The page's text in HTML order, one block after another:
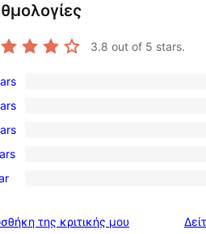
3.8 out of 5 stars.
της κριτικής μου